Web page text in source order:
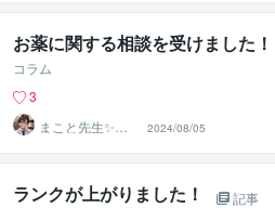
お薬に関する相談を受けました！
コラム
3
まこと先生✨未
来を照らすお悩
み相談室
2024/08/05
ランクが上がりました！
記事